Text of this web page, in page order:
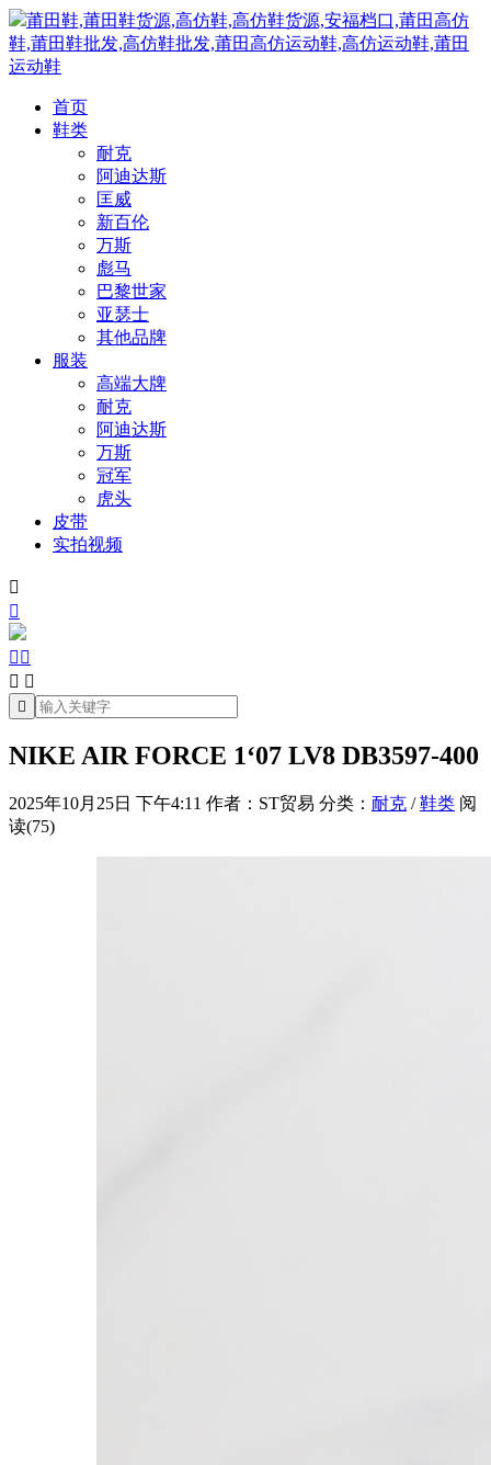
莆田鞋,莆田鞋货源,高仿鞋,高仿鞋货源,安福档口,莆田高仿
鞋,莆田鞋批发,高仿鞋批发,莆田高仿运动鞋,高仿运动鞋,莆田
运动鞋
首页
鞋类
耐克
阿迪达斯
匡威
新百伦
万斯
彪马
巴黎世家
亚瑟士
其他品牌
服装
高端大牌
耐克
阿迪达斯
万斯
冠军
虎头
皮带
实拍视频


 
 

NIKE AIR FORCE 1‘07 LV8 DB3597-400
2025年10月25日 下午4:11 作者：ST贸易 分类： 耐克 /鞋类 阅
读(75)